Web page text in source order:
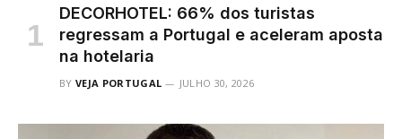
DECORHOTEL: 66% dos turistas
regressam a Portugal e aceleram aposta
na hotelaria
BY VEJA PORTUGAL JULHO 30, 2026